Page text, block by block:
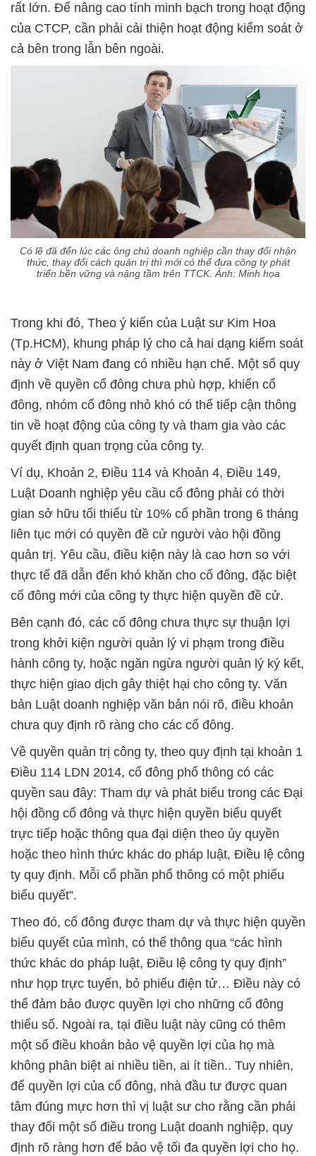
rất lớn. Để nâng cao tính minh bạch trong hoạt động
của CTCP, cần phải cải thiện hoạt động kiểm soát ở
cả bên trong lẫn bên ngoài.
Có lẽ đã đến lúc các ông chủ doanh nghiệp cần thay đổi nhận
thức, thay đổi cách quản trị thì mới có thể đưa công ty phát
triển bền vững và nâng tầm trên TTCK. Ảnh: Minh họa
Trong khi đó, Theo ý kiến của Luật sư Kim Hoa
(Tp.HCM), khung pháp lý cho cả hai dạng kiểm soát
này ở Việt Nam đang có nhiều hạn chế. Một số quy
định về quyền cổ đông chưa phù hợp, khiến cổ
đông, nhóm cổ đông nhỏ khó có thể tiếp cận thông
tin về hoạt động của công ty và tham gia vào các
quyết định quan trọng của công ty.
Ví dụ, Khoản 2, Điều 114 và Khoản 4, Điều 149,
Luật Doanh nghiệp yêu cầu cổ đông phải có thời
gian sở hữu tối thiểu từ 10% cổ phần trong 6 tháng
liên tục mới có quyền đề cử người vào hội đồng
quản trị. Yêu cầu, điều kiện này là cao hơn so với
thực tế đã dẫn đến khó khăn cho cổ đông, đặc biệt
cổ đông mới của công ty thực hiện quyền đề cử.
Bên cạnh đó, các cổ đông chưa thực sự thuận lợi
trong khởi kiện người quản lý vi phạm trong điều
hành công ty, hoặc ngăn ngừa người quản lý ký kết,
thực hiện giao dịch gây thiệt hại cho công ty. Văn
bản Luật doanh nghiệp văn bản nói rõ, điều khoản
chưa quy định rõ ràng cho các cổ đông.
Về quyền quản trị công ty, theo quy định tại khoản 1
Điều 114 LDN 2014, cổ đông phổ thông có các
quyền sau đây: Tham dự và phát biểu trong các Đại
hội đồng cổ đông và thực hiện quyền biểu quyết
trực tiếp hoặc thông qua đại diện theo ủy quyền
hoặc theo hình thức khác do pháp luật, Điều lệ công
ty quy định. Mỗi cổ phần phổ thông có một phiếu
biểu quyết”.
Theo đó, cổ đông được tham dự và thực hiện quyền
biểu quyết của mình, có thể thông qua “các hình
thức khác do pháp luật, Điều lệ công ty quy định”
như họp trực tuyến, bỏ phiếu điện tử… Điều này có
thể đảm bảo được quyền lợi cho những cổ đông
thiểu số. Ngoài ra, tại điều luật này cũng có thêm
một số điều khoản bảo vệ quyền lợi của họ mà
không phân biệt ai nhiều tiền, ai ít tiền.. Tuy nhiên,
để quyền lợi của cổ đông, nhà đầu tư được quan
tâm đúng mực hơn thì vị luật sư cho rằng cần phải
thay đổi một số điều trong Luật doanh nghiệp, quy
định rõ ràng hơn để bảo vệ tối đa quyền lợi cho họ.